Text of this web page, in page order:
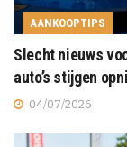
AANKOOPTIPS
Slecht nieuws
auto’s stijgen
04/07/2026